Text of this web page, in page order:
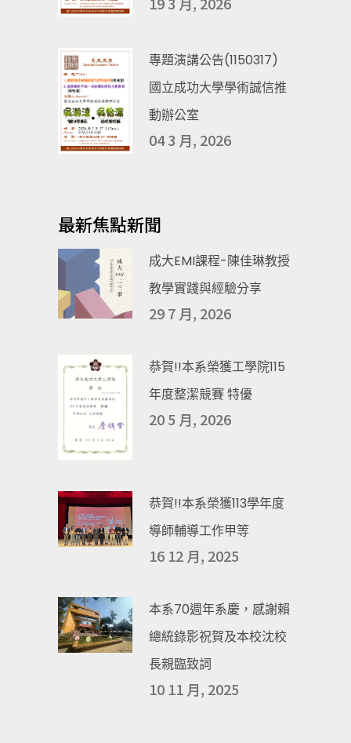
專題演講公告(1150317)
國立成功大學學術誠信推
動辦公室
04 3 月, 2026
最新焦點新聞
成大EMI課程-陳佳琳教授
教學實踐與經驗分享
29 7 月, 2026
恭賀!!本系榮獲工學院115
年度整潔競賽 特優
20 5 月, 2026
恭賀!!本系榮獲113學年度
導師輔導工作甲等
16 12 月, 2025
本系70週年系慶，感謝賴
總統錄影祝賀及本校沈校
長親臨致詞
10 11 月, 2025